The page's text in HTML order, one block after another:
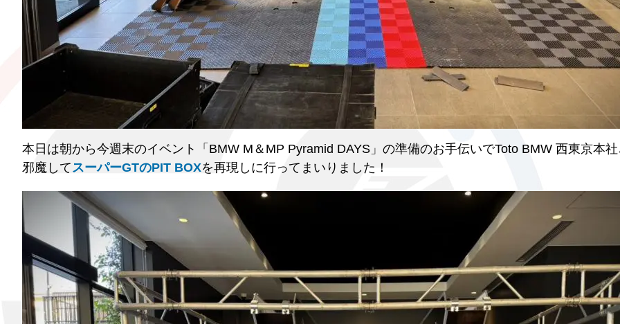
本日は朝から今週末のイベント「BMW M＆MP Pyramid DAYS」の準備のお手伝いでToto BMW 西東京本
邪魔してスーパーGTのPIT BOXを再現しに行ってまいりました！